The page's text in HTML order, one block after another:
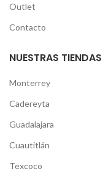
Outlet
Contacto
NUESTRAS TIENDAS
Monterrey
Cadereyta
Guadalajara
Cuautitlán
Texcoco